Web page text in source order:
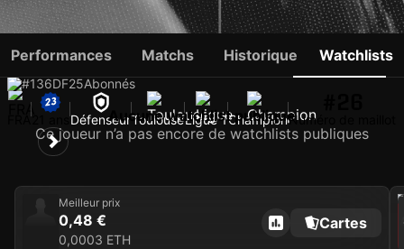
YLIES ARADJ
#136DF25Abonnés
DéfenseurToulouseLigue 1ChampionNuméro de maillot
Performances Matchs Historique Watchlists
Aucune watchlist publique
Ce joueur n’a pas encore de watchlists publiques
Meilleur prix
0,48 €
0,0003 ETH
Cartes
2024